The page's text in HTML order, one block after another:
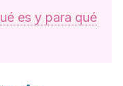
es y para qué